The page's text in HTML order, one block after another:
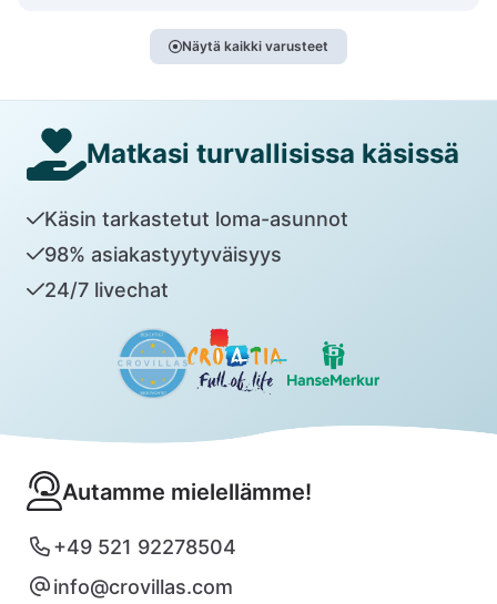
Näytä kaikki varusteet
Matkasi turvallisissa käsissä
Käsin tarkastetut loma-asunnot
98% asiakastyytyväisyys
24/7 livechat
Autamme mielellämme!
+49 521 92278504
info@crovillas.com